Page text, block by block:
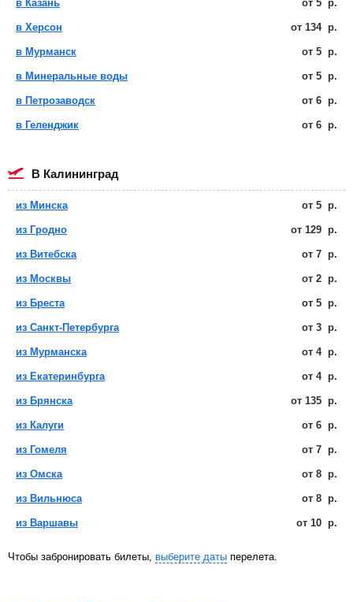
в Казань от 5 р.
в Херсон от 134 р.
в Мурманск от 5 р.
в Минеральные воды от 5 р.
в Петрозаводск от 6 р.
в Геленджик от 6 р.
в Калининград
из Минска от 5 р.
из Гродно от 129 р.
из Витебска от 7 р.
из Москвы от 2 р.
из Бреста от 5 р.
из Санкт-Петербурга от 3 р.
из Мурманска от 4 р.
из Екатеринбурга от 4 р.
из Брянска от 135 р.
из Калуги от 6 р.
из Гомеля от 7 р.
из Омска от 8 р.
из Вильнюса от 8 р.
из Варшавы от 10 р.
Чтобы забронировать билеты, выберите даты перелета.